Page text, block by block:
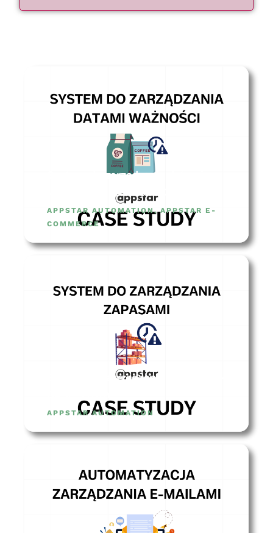
System do zarządzania datami
ważności – CASE STUDY
APPSTAR AUTOMATION,APPSTAR E-
COMMERCE
System do zarządzania zapasami –
APPSTAR AUTOMATION